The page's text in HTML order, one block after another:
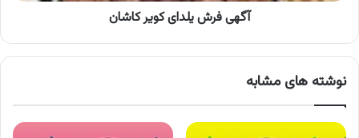
آگهی فرش یلدای کویر کاشان
نوشته های مشابه